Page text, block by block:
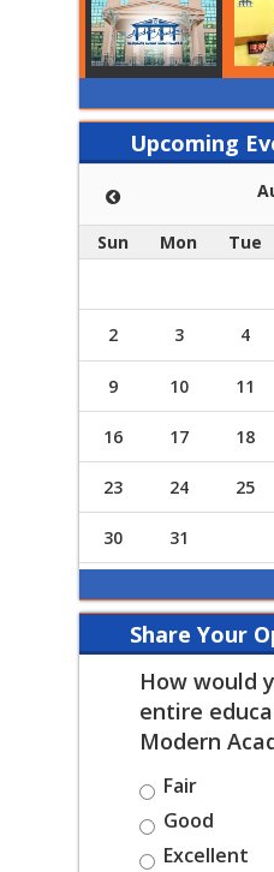
Upcoming
Sun Mon Tue
2 3 4
9 10 11
16 17 18
23 24 25
30 31
Share Your
How would
entire
Modern
Fair
Good
Excellent